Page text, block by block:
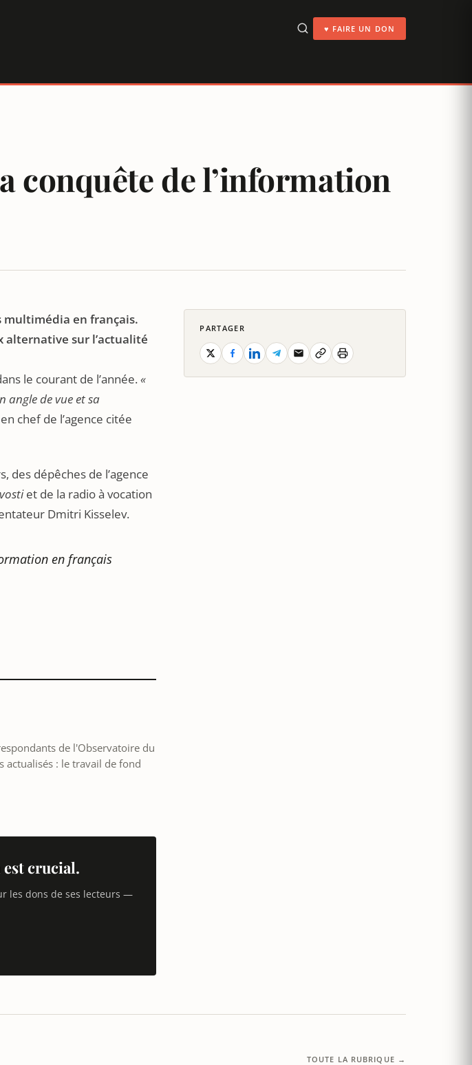
♥ FAIRE UN DON
conquête de l’information
multimédia en français.
alternative sur l’actualité
le courant de l’année.«
angle de vue et sa
chef de l’agence citée
des dépêches de l’agence
et de la radio à vocation
Dmitri Kisselev.
en français
de l'Observatoire du
actualisés : le travail de fond
crucial.
les dons de ses lecteurs —
PARTAGER
TOUTE LA RUBRIQUE →